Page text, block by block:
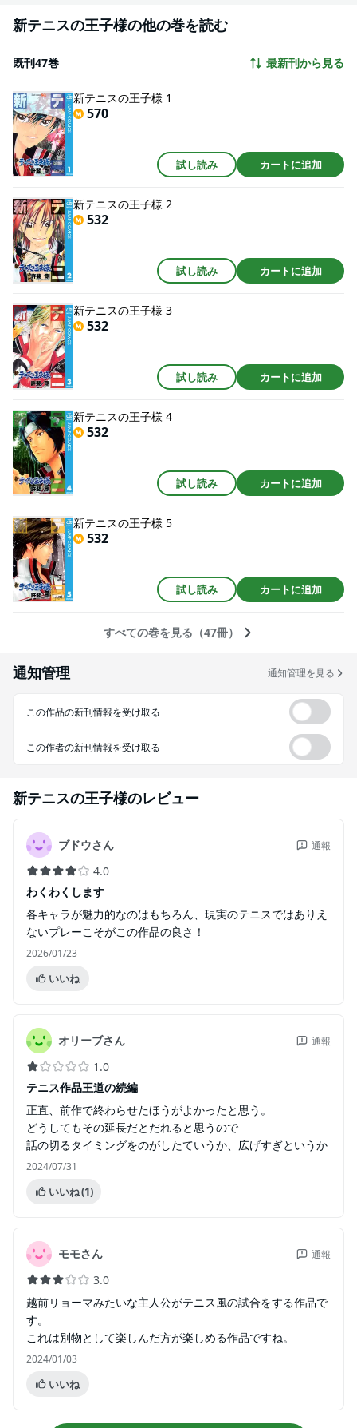
新テニスの王子様の他の巻を読む
既刊47巻 最新刊から見る
新テニスの王子様 1
570
試し読み カートに追加
新テニスの王子様 2
532
試し読み カートに追加
新テニスの王子様 3
532
試し読み カートに追加
新テニスの王子様 4
532
試し読み カートに追加
新テニスの王子様 5
532
試し読み カートに追加
すべての巻を見る（47冊）
通知管理 通知管理を見る
この作品の新刊情報を受け取る
この作者の新刊情報を受け取る
新テニスの王子様のレビュー
ブドウさん 通報
4.0
わくわくします
各キャラが魅力的なのはもちろん、現実のテニスではありえ
ないプレーこそがこの作品の良さ！
2026/01/23
いいね
オリーブさん 通報
1.0
テニス作品王道の続編
正直、前作で終わらせたほうがよかったと思う。
どうしてもその延長だとだれると思うので
話の切るタイミングをのがしたていうか、広げすぎというか
2024/07/31
いいね(1)
モモさん 通報
3.0
越前リョーマみたいな主人公がテニス風の試合をする作品で
す。
これは別物として楽しんだ方が楽しめる作品ですね。
2024/01/03
いいね